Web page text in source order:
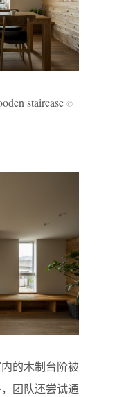
staircase ©
的木制台阶被
团队还尝试通